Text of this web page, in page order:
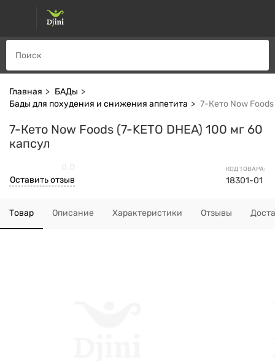
Главная
БАДы
Бады для похудения и снижения аппетита
7-Кето Now Foods
7-Кето Now Foods (7-KETO DHEA) 100 мг 60
капсул
КОД ТОВАРА:
18301-01
Оставить отзыв
Товар Описание Характеристики Отзывы